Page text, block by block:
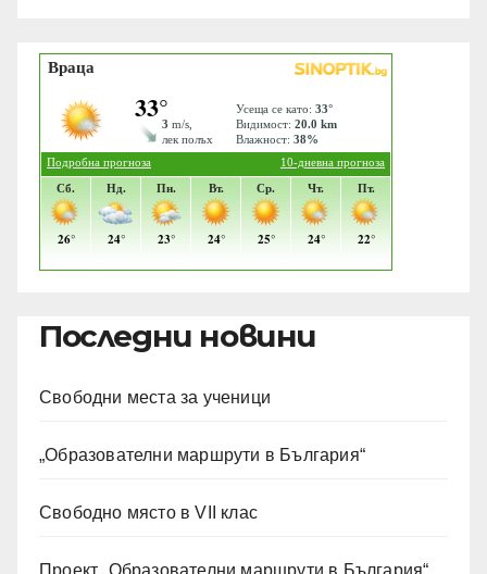
Последни новини
Свободни места за ученици
„Образователни маршрути в България“
Свободно място в VII клас
Проект „Образователни маршрути в България“